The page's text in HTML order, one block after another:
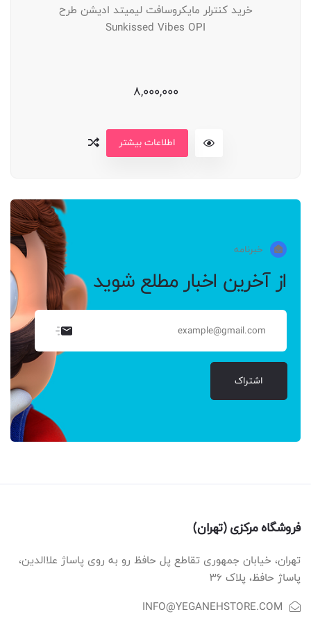
خرید کنترلر مایکروسافت لیمیتد ادیشن طرح
Sunkissed Vibes OPI
8,000,000
اطلاعات بیشتر
خبرنامه
از آخرین اخبار مطلع شوید
اشتراک
فروشگاه مرکزی (تهران)
تهران، خیابان جمهوری تقاطع پل حافظ رو به روی پاساژ علاالدین،
پاساژ حافظ، پلاک ۳۶
INFO@YEGANEHSTORE.COM